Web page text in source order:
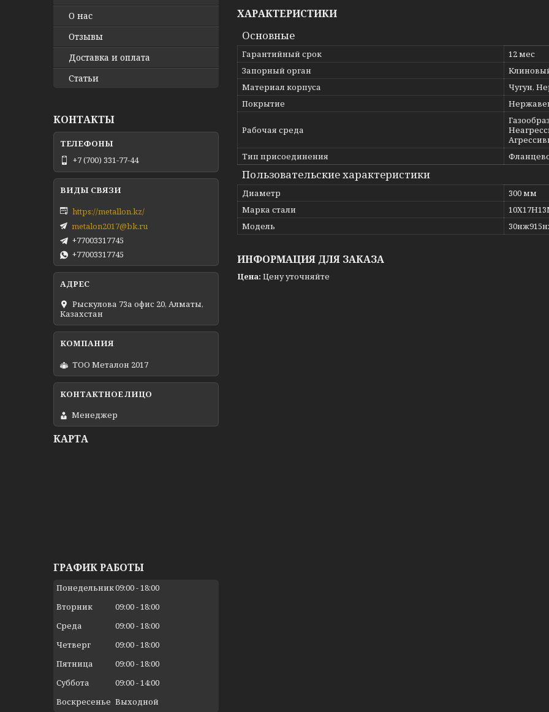
ХАРАКТЕРИСТИКИ
Основные
Гарантийный срок
12 мес
Запорный орган
Материал корпуса
Чугун,
Покрытие
Рабочая среда
Тип присоединения
Пользовательские характеристики
Диаметр
300 мм
Марка стали
Модель
ИНФОРМАЦИЯ ДЛЯ ЗАКАЗА
Цена: Цену уточняйте
О нас
Отзывы
Доставка и оплата
Статьи
КОНТАКТЫ
+7 (700) 331-77-44
https://metallon.kz/
metalon2017@bk.ru
+77003317745
+77003317745
Рыскулова 73а офис 20, Алматы,
Казахстан
ТОО Металон 2017
Менеджер
КАРТА
ГРАФИК РАБОТЫ
Понедельник09:00 18:00
Вторник
09:00 18:00
Среда
09:00 18:00
Четверг
09:00 18:00
Пятница
09:00 18:00
Суббота
09:00 14:00
Воскресенье Выходной